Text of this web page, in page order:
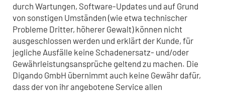
durch Wartungen, Software-Updates und auf Grund
von sonstigen Umständen (wie etwa technischer
Probleme Dritter, höherer Gewalt) können nicht
ausgeschlossen werden und erklärt der Kunde, für
jegliche Ausfälle keine Schadenersatz- und/oder
Gewährleistungsansprüche geltend zu machen. Die
Digando GmbH übernimmt auch keine Gewähr dafür,
dass der von ihr angebotene Service allen